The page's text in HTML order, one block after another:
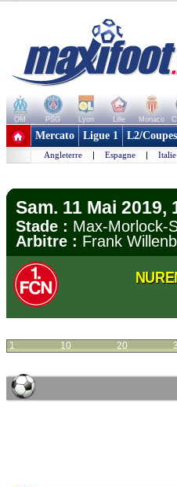
OM PSG Lyon Lille Monaco
+ de clubs
Mercato Ligue 1 L2/Coupes
Angleterre | Espagne | Italie
Sam. 11 Mai
Stade : Max-
Arbitre : Frank
1 10 20